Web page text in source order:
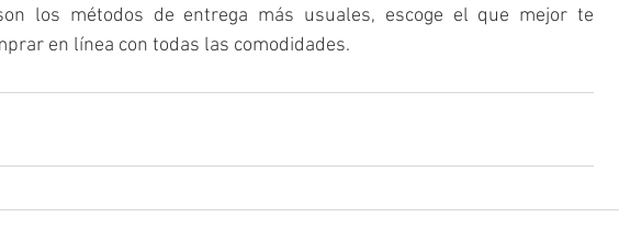
los métodos de entrega más usuales, escoge el que mejor te
en línea con todas las comodidades.